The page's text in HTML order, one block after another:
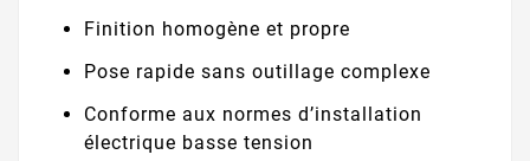
Finition homogène et propre
Pose rapide sans outillage complexe
Conforme aux normes d’installation
électrique basse tension